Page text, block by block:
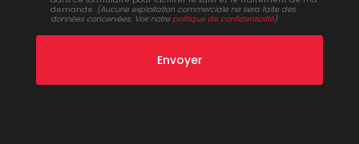
demande. (Aucune exploitation commerciale ne sera faite des
données concervées. Voir notre politique de confidentialité)